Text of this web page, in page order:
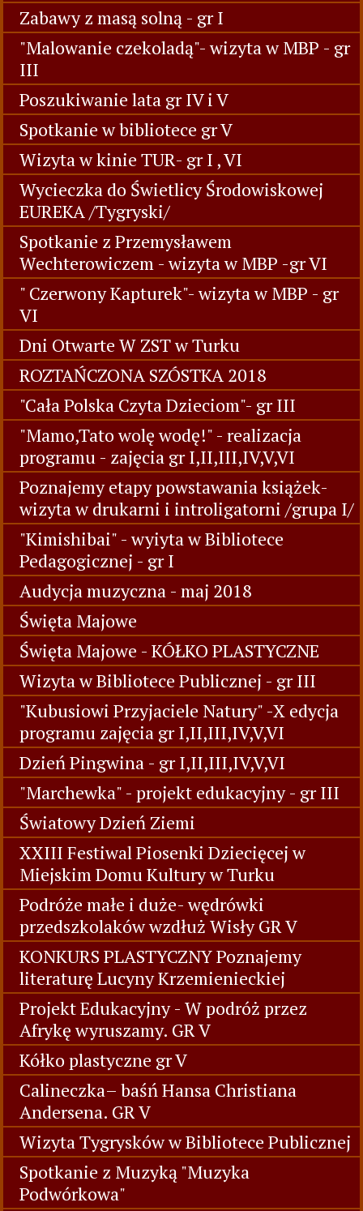
Zabawy z masą solną - gr I
"Malowanie czekoladą"- wizyta w MBP - gr
III
Poszukiwanie lata gr IV i V
Spotkanie w bibliotece gr V
Wizyta w kinie TUR- gr I , VI
Wycieczka do Świetlicy Środowiskowej
EUREKA /Tygryski/
Spotkanie z Przemysławem
Wechterowiczem - wizyta w MBP -gr VI
" Czerwony Kapturek"- wizyta w MBP - gr
VI
Dni Otwarte W ZST w Turku
ROZTAŃCZONA SZÓSTKA 2018
"Cała Polska Czyta Dzieciom"- gr III
"Mamo,Tato wolę wodę!" - realizacja
programu - zajęcia gr I,II,III,IV,V,VI
Poznajemy etapy powstawania książek-
wizyta w drukarni i introligatorni /grupa I/
"Kimishibai" - wyiyta w Bibliotece
Pedagogicznej - gr I
Audycja muzyczna - maj 2018
Święta Majowe
Święta Majowe - KÓŁKO PLASTYCZNE
Wizyta w Bibliotece Publicznej - gr III
"Kubusiowi Przyjaciele Natury" -X edycja
programu zajęcia gr I,II,III,IV,V,VI
Dzień Pingwina - gr I,II,III,IV,V,VI
"Marchewka" - projekt edukacyjny - gr III
Światowy Dzień Ziemi
XXIII Festiwal Piosenki Dziecięcej w
Miejskim Domu Kultury w Turku
Podróże małe i duże- wędrówki
przedszkolaków wzdłuż Wisły GR V
KONKURS PLASTYCZNY Poznajemy
literaturę Lucyny Krzemienieckiej
Projekt Edukacyjny - W podróż przez
Afrykę wyruszamy. GR V
Kółko plastyczne gr V
Calineczka– baśń Hansa Christiana
Andersena. GR V
Wizyta Tygrysków w Bibliotece Publicznej
Spotkanie z Muzyką "Muzyka
Podwórkowa"